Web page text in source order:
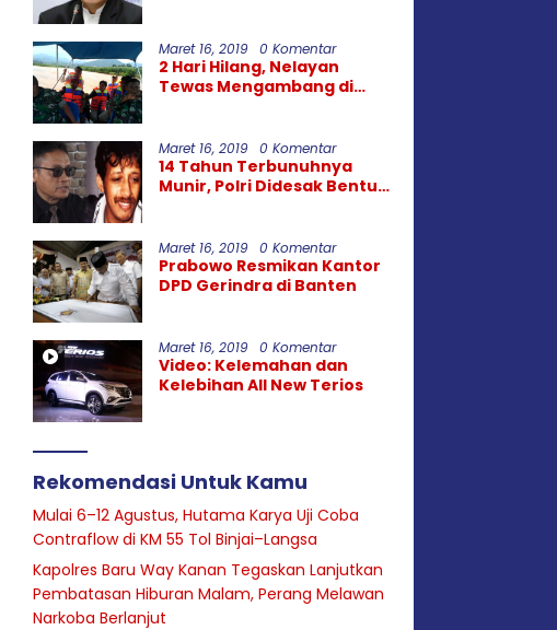
Maret 16, 2019 0 Komentar
2 Hari Hilang, Nelayan
Tewas Mengambang di
Maret 16, 2019 0 Komentar
14 Tahun Terbunuhnya
Munir, Polri Didesak Bentuk
Maret 16, 2019 0 Komentar
Prabowo Resmikan Kantor
DPD Gerindra di Banten
Maret 16, 2019 0 Komentar
Video: Kelemahan dan
Kelebihan All New Terios
Rekomendasi Untuk Kamu
Mulai 6–12 Agustus, Hutama Karya Uji Coba
Contraflow di KM 55 Tol Binjai–Langsa
Kapolres Baru Way Kanan Tegaskan Lanjutkan
Pembatasan Hiburan Malam, Perang Melawan
Narkoba Berlanjut